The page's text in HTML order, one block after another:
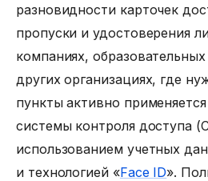
разновидности карточек
пропуски и удостоверения
компаниях,
других организациях, где
пункты активно
системы контроля доступа
использованием учетных
и технологией «Face ID».